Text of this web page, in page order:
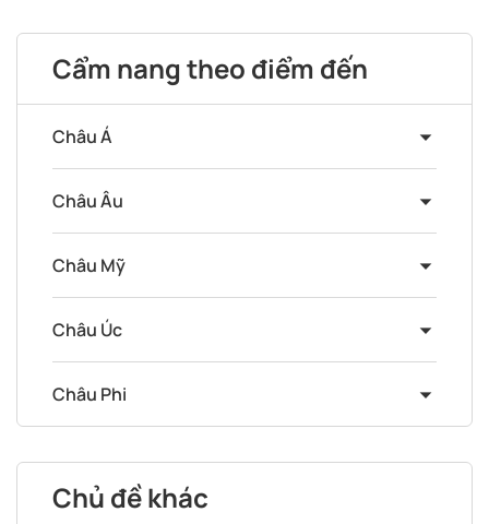
Cẩm nang theo điểm đến
Châu Á
Châu Âu
Châu Mỹ
Châu Úc
Châu Phi
Chủ đề khác